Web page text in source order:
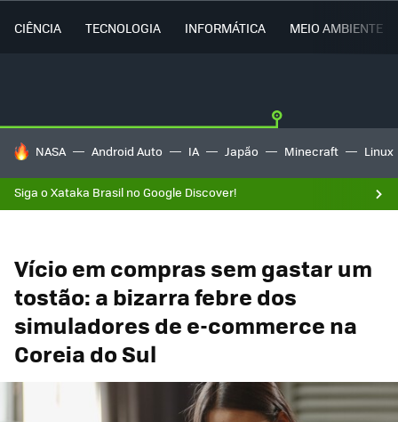
CIÊNCIA TECNOLOGIA INFORMÁTICA MEIO AMBIENTE
TENDÊNCIAS DO DIA
NASA Android Auto IA Japão Minecraft Linux
Siga o Xataka Brasil no Google Discover!
Vício em compras sem gastar um
tostão: a bizarra febre dos
simuladores de e-commerce na
Coreia do Sul